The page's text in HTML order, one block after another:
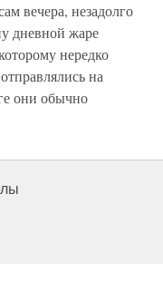
незадолго
дневной жаре
нередко
на
они обычно